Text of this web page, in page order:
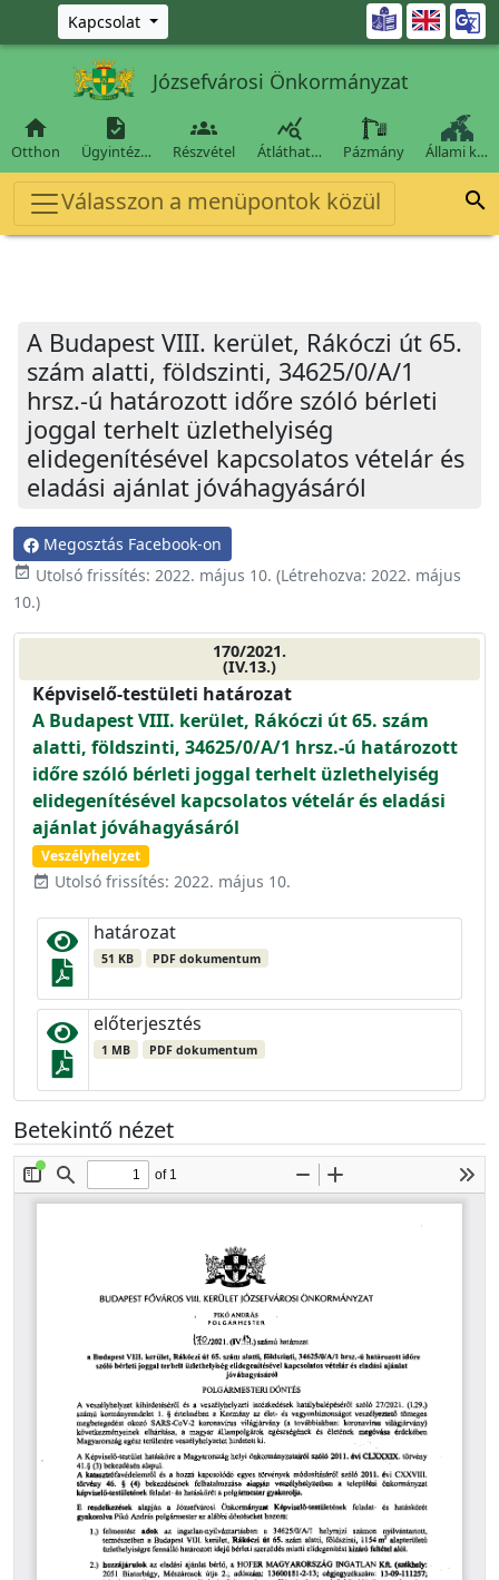
Ugrás a fő tartalomra
Kapcsolat 
Józsefvárosi Önkormányzat

Otthon

Ügyintéz…

Részvétel

Átláthat… Pázmány Állami k…
Válasszon a menüpontok közül 
A Budapest VIII. kerület, Rákóczi út 65.
szám alatti, földszinti, 34625/0/A/1
hrsz.-ú határozott időre szóló bérleti
joggal terhelt üzlethelyiség
elidegenítésével kapcsolatos vételár és
eladási ajánlat jóváhagyásáról
Megosztás Facebook-on
event_available Utolsó frissítés: 2022. május 10. (Létrehozva: 2022. május
10.)
170/2021.
(IV.13.)
Képviselő-testületi határozat
A Budapest VIII. kerület, Rákóczi út 65. szám
alatti, földszinti, 34625/0/A/1 hrsz.-ú határozott
időre szóló bérleti joggal terhelt üzlethelyiség
elidegenítésével kapcsolatos vételár és eladási
ajánlat jóváhagyásáról
Veszélyhelyzet
event_available Utolsó frissítés: 2022. május 10.
határozat
51 KB PDF dokumentum
előterjesztés
1 MB PDF dokumentum
Betekintő nézet